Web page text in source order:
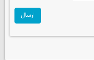
ارسال